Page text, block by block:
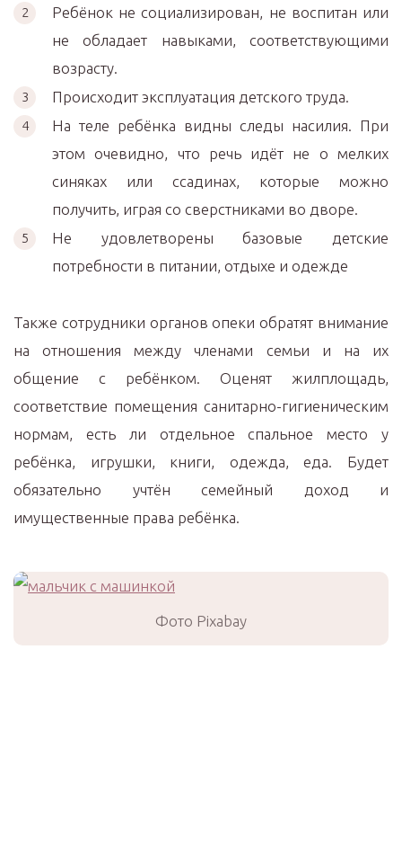
Ребёнок не социализирован, не воспитан или
не обладает навыками, соответствующими
возрасту.
Происходит эксплуатация детского труда.
На теле ребёнка видны следы насилия. При
этом очевидно, что речь идёт не о мелких
синяках или ссадинах, которые можно
получить, играя со сверстниками во дворе.
Не удовлетворены базовые детские
потребности в питании, отдыхе и одежде
Также сотрудники органов опеки обратят внимание
на отношения между членами семьи и на их
общение с ребёнком. Оценят жилплощадь,
соответствие помещения санитарно-гигиеническим
нормам, есть ли отдельное спальное место у
ребёнка, игрушки, книги, одежда, еда. Будет
обязательно учтён семейный доход и
имущественные права ребёнка.
Фото Pixabay